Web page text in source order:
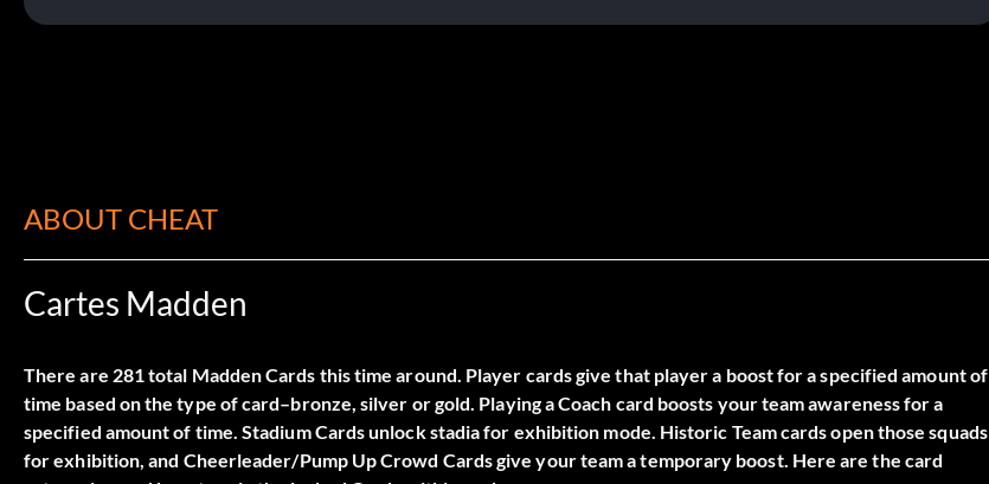
ABOUT CHEAT
Cartes Madden
There are 281 total Madden Cards this time around. Player cards give that player a boost for a specified amount of
time based on the type of card–bronze, silver or gold. Playing a Coach card boosts your team awareness for a
specified amount of time. Stadium Cards unlock stadia for exhibition mode. Historic Team cards open those squads
for exhibition, and Cheerleader/Pump Up Crowd Cards give your team a temporary boost. Here are the card